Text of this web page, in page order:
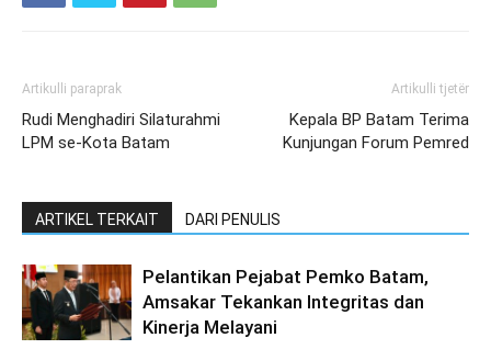
Artikulli paraprak
Rudi Menghadiri Silaturahmi
LPM se-Kota Batam
Artikulli tjetër
Kepala BP Batam Terima
Kunjungan Forum Pemred
ARTIKEL TERKAIT DARI PENULIS
Pelantikan Pejabat Pemko Batam,
Amsakar Tekankan Integritas dan
Kinerja Melayani